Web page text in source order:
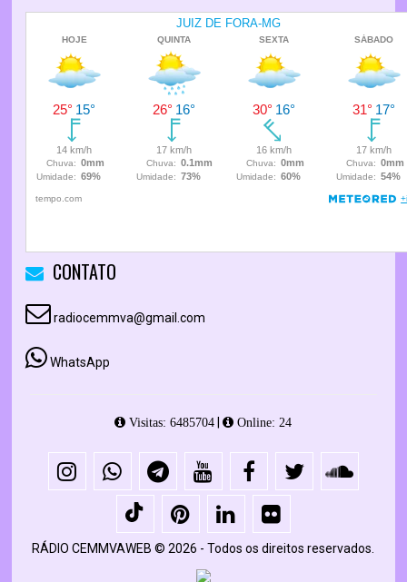
CONTATO
radiocemmva@gmail.com
WhatsApp
Visitas: 6485704 | Online: 24
RÁDIO CEMMVAWEB © 2026 - Todos os direitos reservados.